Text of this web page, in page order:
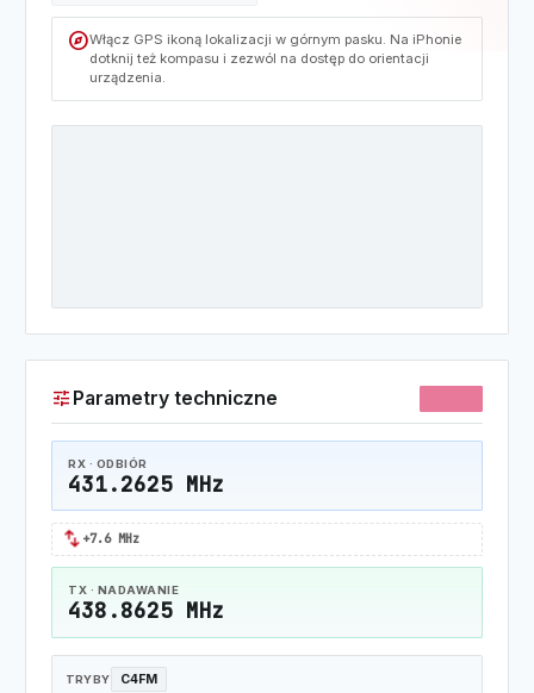
exploreWłącz GPS ikoną lokalizacji w górnym pasku. Na iPhonie
dotknij też kompasu i zezwól na dostęp do orientacji
urządzenia.
tune Parametry techniczne
RX · ODBIÓR
431.2625 MHz
swap_horiz+7.6 MHz
TX · NADAWANIE
438.8625 MHz
TRYBY C4FM